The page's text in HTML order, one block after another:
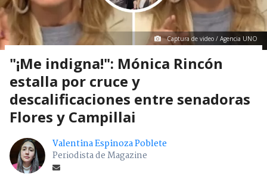
Captura de video / Agencia UNO
"¡Me indigna!": Mónica Rincón
estalla por cruce y
descalificaciones entre senadoras
Flores y Campillai
Valentina Espinoza Poblete
Periodista de Magazine